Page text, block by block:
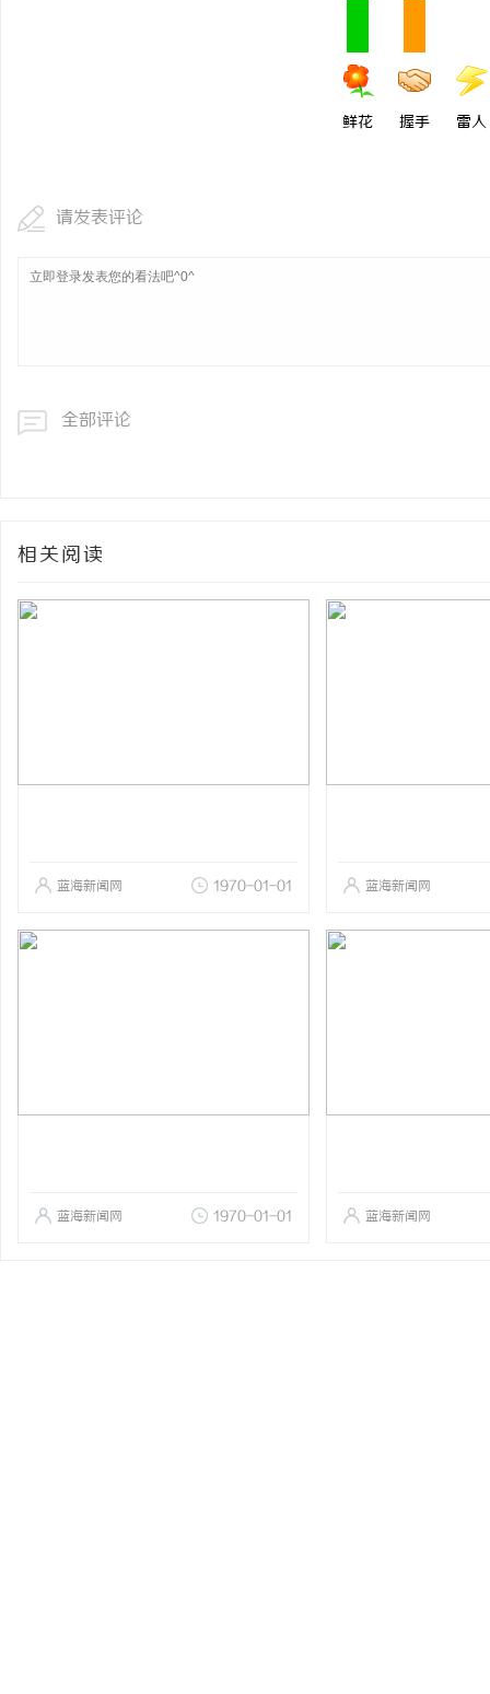
鲜花 握手 雷人
请发表评论
全部评论
相关阅读
蓝海新闻网 1970-01-01 蓝海新闻网
蓝海新闻网 1970-01-01 蓝海新闻网